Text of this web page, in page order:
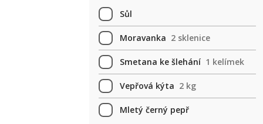
Sůl
Moravanka 2 sklenice
Smetana ke šlehání 1 kelímek
Vepřová kýta 2 kg
Mletý černý pepř